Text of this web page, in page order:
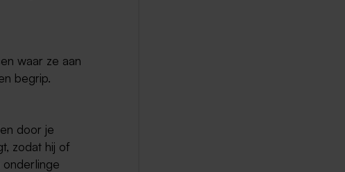
waar ze aan
begrip.
door je
zodat hij of